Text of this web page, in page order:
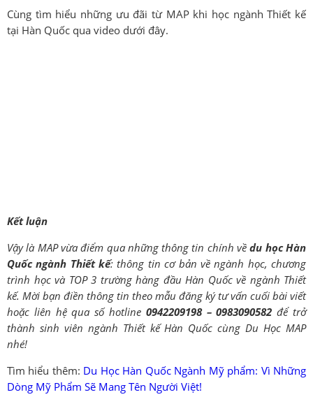
Cùng tìm hiểu những ưu đãi từ MAP khi học ngành Thiết kế
tại Hàn Quốc qua video dưới đây.
Kết luận
Vậy là MAP vừa điểm qua những thông tin chính vềdu học Hàn
Quốc ngành Thiết kế: thông tin cơ bản về ngành học, chương
trình học và TOP 3 trường hàng đầu Hàn Quốc về ngành Thiết
kế. Mời bạn điền thông tin theo mẫu đăng ký tư vấn cuối bài viết
hoặc liên hệ qua số hotline 0942209198 – 0983090582 để trở
thành sinh viên ngành Thiết kế Hàn Quốc cùng Du Học MAP
nhé!
Tìm hiểu thêm: Du Học Hàn Quốc Ngành Mỹ phẩm: Vì Những
Dòng Mỹ Phẩm Sẽ Mang Tên Người Việt!